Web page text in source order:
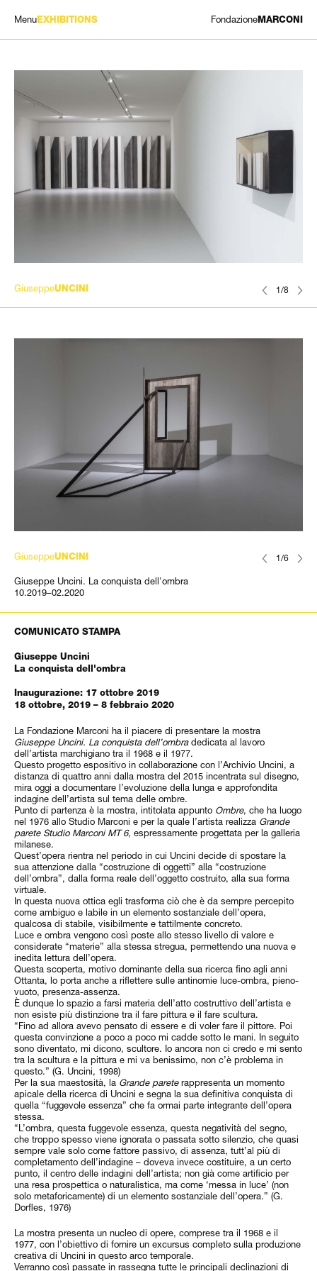
1/8
GiuseppeUNCINI
1/6
GiuseppeUNCINI
Giuseppe Uncini. La conquista dell'ombra
10.2019–02.2020
COMUNICATO STAMPA
Giuseppe Uncini
La conquista dell'ombra
Inaugurazione: 17 ottobre 2019
18 ottobre, 2019 – 8 febbraio 2020
La Fondazione Marconi ha il piacere di presentare la mostra
Giuseppe Uncini. La conquista dell’ombradedicata al lavoro
dell’artista marchigiano tra il 1968 e il 1977.
Questo progetto espositivo in collaborazione con l’Archivio Uncini, a
distanza di quattro anni dalla mostra del 2015 incentrata sul disegno,
mira oggi a documentare l’evoluzione della lunga e approfondita
indagine dell’artista sul tema delle ombre.
Punto di partenza è la mostra, intitolata appunto Ombre, che ha luogo
nel 1976 allo Studio Marconi e per la quale l’artista realizza Grande
parete Studio Marconi MT 6, espressamente progettata per la galleria
milanese.
Quest’opera rientra nel periodo in cui Uncini decide di spostare la
sua attenzione dalla “costruzione di oggetti” alla “costruzione
dell’ombra”, dalla forma reale dell’oggetto costruito, alla sua forma
virtuale.
In questa nuova ottica egli trasforma ciò che è da sempre percepito
come ambiguo e labile in un elemento sostanziale dell’opera,
qualcosa di stabile, visibilmente e tattilmente concreto.
Luce e ombra vengono così poste allo stesso livello di valore e
considerate “materie” alla stessa stregua, permettendo una nuova e
inedita lettura dell’opera.
Questa scoperta, motivo dominante della sua ricerca fino agli anni
Ottanta, lo porta anche a riflettere sulle antinomie luce-ombra, pieno-
vuoto, presenza-assenza.
È dunque lo spazio a farsi materia dell’atto costruttivo dell’artista e
non esiste più distinzione tra il fare pittura e il fare scultura.
“Fino ad allora avevo pensato di essere e di voler fare il pittore. Poi
questa convinzione a poco a poco mi cadde sotto le mani. In seguito
sono diventato, mi dicono, scultore. Io ancora non ci credo e mi sento
tra la scultura e la pittura e mi va benissimo, non c’è problema in
questo.” (G. Uncini, 1998)
Per la sua maestosità, la Grande pareterappresenta un momento
apicale della ricerca di Uncini e segna la sua definitiva conquista di
quella “fuggevole essenza” che fa ormai parte integrante dell’opera
stessa.
“L’ombra, questa fuggevole essenza, questa negatività del segno,
che troppo spesso viene ignorata o passata sotto silenzio, che quasi
sempre vale solo come fattore passivo, di assenza, tutt’al più di
completamento dell’indagine – doveva invece costituire, a un certo
punto, il centro delle indagini dell’artista; non già come artificio per
una resa prospettica o naturalistica, ma come ‘messa in luce’ (non
solo metaforicamente) di un elemento sostanziale dell’opera.” (G.
Dorfles, 1976)
La mostra presenta un nucleo di opere, comprese tra il 1968 e il
1977, con l’obiettivo di fornire un excursus completo sulla produzione
creativa di Uncini in questo arco temporale.
Verranno così passate in rassegna tutte le principali declinazioni di
Menu EXHIBITIONS FondazioneMARCONI
ARTISTI
STORIA
NEWS
CONTATTI
GIÓMARCONI
IT